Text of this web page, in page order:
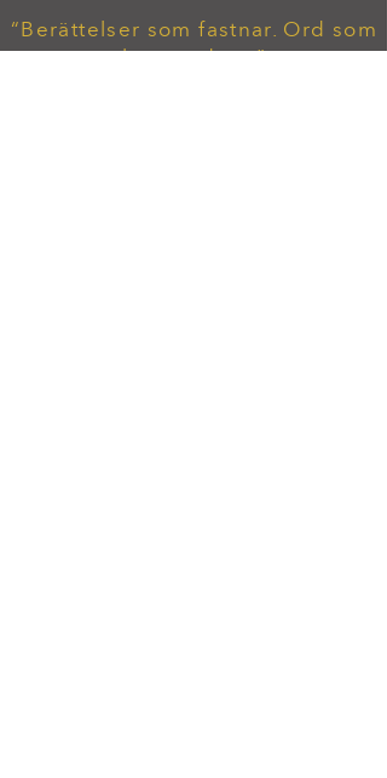
“Berättelser som fastnar. Ord som